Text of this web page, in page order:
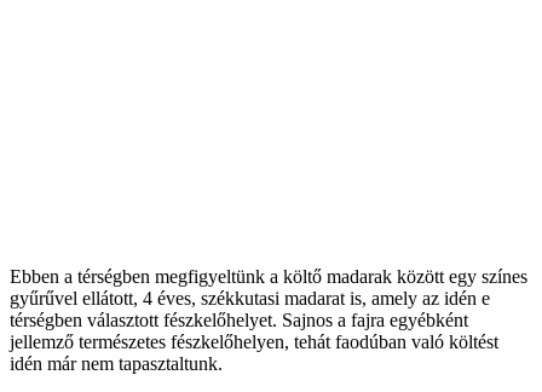
Ebben a térségben megfigyeltünk a költő madarak között egy színes
gyűrűvel ellátott, 4 éves, székkutasi madarat is, amely az idén e
térségben választott fészkelőhelyet. Sajnos a fajra egyébként
jellemző természetes fészkelőhelyen, tehát faodúban való költést
idén már nem tapasztaltunk.